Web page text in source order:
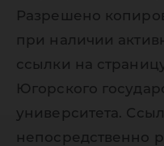
Разрешено
при наличии
ссылки на
Югорского
университета.
непосредственно